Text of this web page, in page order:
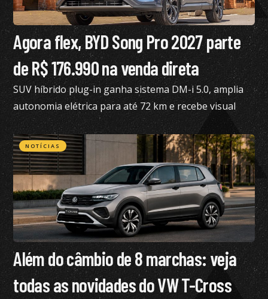
Agora flex, BYD Song Pro 2027 parte
de R$ 176.990 na venda direta
SUV híbrido plug-in ganha sistema DM-i 5.0, amplia
autonomia elétrica para até 72 km e recebe visual
renovado
NOTÍCIAS
Além do câmbio de 8 marchas: veja
todas as novidades do VW T-Cross